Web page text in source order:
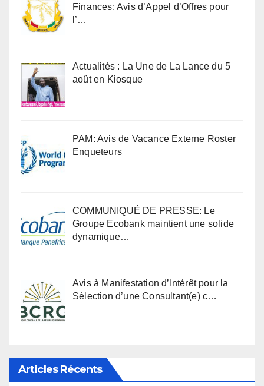
Finances: Avis d’Appel d’Offres pour
l’…
Actualités : La Une de La Lance du 5
août en Kiosque
PAM: Avis de Vacance Externe Roster
Enqueteurs
COMMUNIQUÉ DE PRESSE: Le
Groupe Ecobank maintient une solide
dynamique…
Avis à Manifestation d’Intérêt pour la
Sélection d’une Consultant(e) c…
Articles Récents